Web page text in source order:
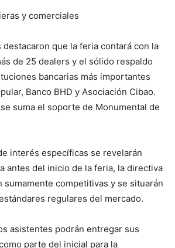
y comerciales
destacaron que la feria contará con la
de 25 dealers y el sólido respaldo
bancarias más importantes
Banco BHD y Asociación Cibao.
suma el soporte de Monumental de
interés específicas se revelarán
antes del inicio de la feria, la directiva
sumamente competitivas y se situarán
regulares del mercado.
asistentes podrán entregar sus
parte del inicial para la